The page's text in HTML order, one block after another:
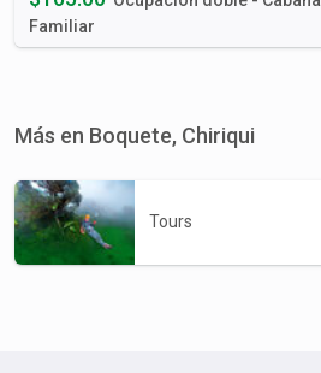
Familiar
Más en Boquete, Chiriqui
Tours